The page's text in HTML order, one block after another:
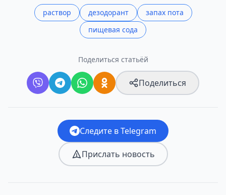
раствор дезодорант
запах пота
пищевая сода
Поделиться статьёй
Поделиться
Следите в Telegram
Прислать новость